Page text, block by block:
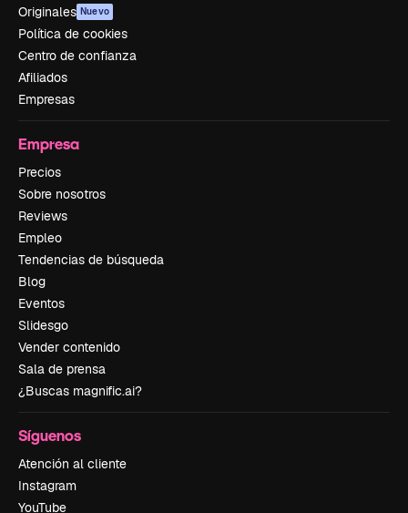
Originales Nuevo
Política de cookies
Centro de confianza
Afiliados
Empresas
Empresa
Precios
Sobre nosotros
Reviews
Empleo
Tendencias de búsqueda
Blog
Eventos
Slidesgo
Vender contenido
Sala de prensa
¿Buscas magnific.ai?
Síguenos
Atención al cliente
Instagram
YouTube